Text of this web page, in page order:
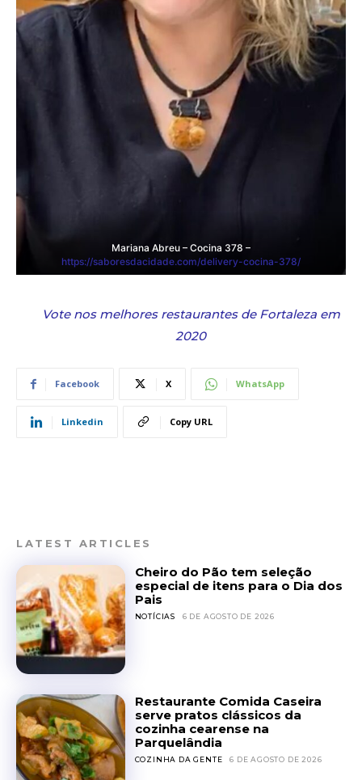
Mariana Abreu – Cocina 378 –
https://saboresdacidade.com/delivery-cocina-378/
Vote nos melhores restaurantes de Fortaleza em
2020
Facebook X WhatsApp
Linkedin Copy URL
LATEST ARTICLES
Cheiro do Pão tem seleção
especial de itens para o Dia dos
Pais
NOTÍCIAS 6 DE AGOSTO DE 2026
Restaurante Comida Caseira
serve pratos clássicos da
cozinha cearense na
Parquelândia
COZINHA DA GENTE 6 DE AGOSTO DE 2026